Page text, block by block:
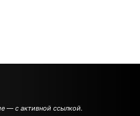
— с активной ссылкой.